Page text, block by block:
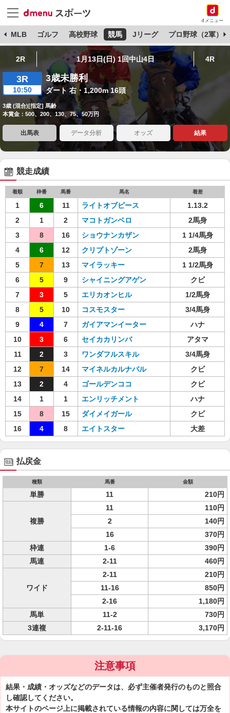
dメニュー
MLB ゴルフ 高校野球 競馬 Jリーグ プロ野球（2軍）
2R 1月13日(日) 1回中山4日 4R
3R
10:50
3歳未勝利
ダート 右・1,200m 16頭
3歳 (混合)[指定] 馬齢
本賞金：500、200、130、75、50万円
出馬表 データ分析 オッズ 結果
競走成績
着順 枠番 馬番 馬名 着差
1 6 11 ライトオブピース
1.13.2
2
1 2 マコトガンベロ
2馬身
3
8 16 ショウナンカザン
1 1/4馬身
4
6 12 クリプトゾーン
2馬身
5
7 13 マイラッキー
1 1/2馬身
6
5 9 シャイニングアゲン
クビ
7
3 5 エリカオンヒル
1/2馬身
8
5 10 コスモスター
3/4馬身
9
4 7 ガイアマンイーター
ハナ
10
3 6 セイカカリンバ
アタマ
11
2 3 ワンダフルスキル
3/4馬身
12
7 14 マイネルカルナバル
クビ
13
2 4 ゴールデンココ
クビ
14
1 1 エンリッチメント
ハナ
15
8 15 ダイメイガール
クビ
16
4 8 エイトスター 大差
払戻金
種類 馬番 金額
単勝 11 210円
複勝
11
110円
2
140円
16
370円
枠連
1-6
390円
馬連
2-11 460円
ワイド
2-11
210円
11-16
850円
2-16
1,180円
馬単
11-2
730円
3連複
2-11-16 3,170円
注意事項
結果・成績・オッズなどのデータは、必ず主催者発行のものと照合
し確認してください。
本サイトのページ上に掲載されている情報の内容に関しては万全を